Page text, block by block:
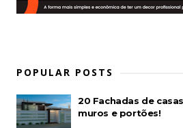
POPULAR POSTS
20 Fachadas de
muros e portões!